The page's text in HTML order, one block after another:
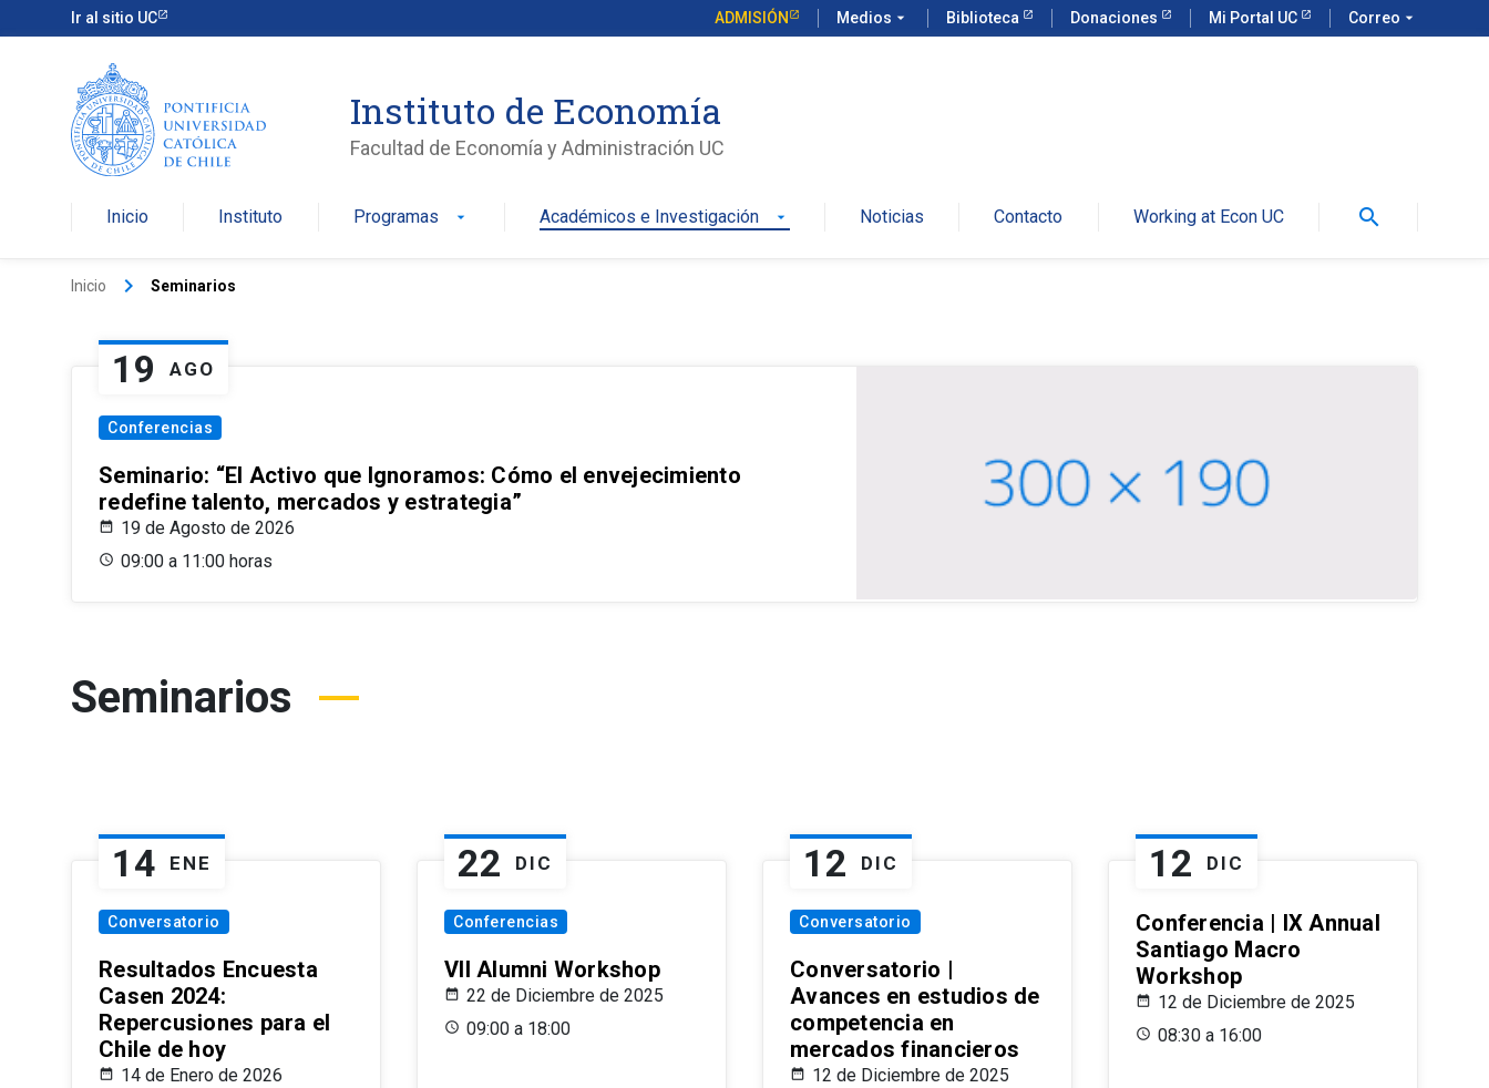
Ir al sitio UC ADMISIÓN Medios arrow_drop_down Biblioteca Donaciones Mi Portal UC Correo arrow_drop_down
Instituto de Economía
Facultad de Economía y Administración UC
Inicio Instituto Programas arrow_drop_down Académicos e Investigación arrow_drop_down Noticias Contacto Working at Econ UC search
Inicio keyboard_arrow_right Seminarios
19 AGO
Conferencias
Seminario: “El Activo que Ignoramos: Cómo el envejecimiento
redefine talento, mercados y estrategia”
19 de Agosto de 2026
09:00 a 11:00 horas
Seminarios
14 ENE
Conversatorio
Resultados Encuesta
Casen 2024:
Repercusiones para el
Chile de hoy
14 de Enero de 2026
22 DIC
Conferencias
VII Alumni Workshop
22 de Diciembre de 2025
09:00 a 18:00
12 DIC
Conversatorio
Conversatorio |
Avances en estudios de
competencia en
mercados financieros
12 de Diciembre de 2025
12 DIC
Conferencia | IX Annual
Santiago Macro
Workshop
12 de Diciembre de 2025
08:30 a 16:00